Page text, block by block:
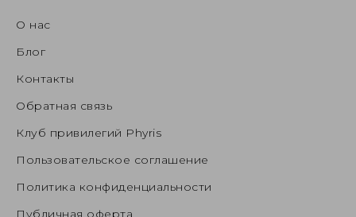
О нас
Блог
Контакты
Обратная связь
Клуб привилегий Phyris
Пользовательское соглашение
Политика конфиденциальности
Публичная оферта